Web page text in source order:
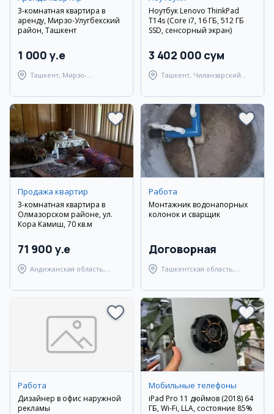
3-комнатная квартира в
аренду, Мирзо-Улугбекский
район, Ташкент
1 000 y.e
Ташкент, Мирзо-
Ноутбук Lenovo ThinkPad
T14s (Core i7, 16 ГБ, 512 ГБ
SSD, сенсорный экран)
3 402 000 сум
Ташкент, Чиланзарский
Продажа квартир
3-комнатная квартира в
Олмазорском районе, ул.
Кора Камиш, 70 кв.м
71 900 y.e
Андижанская область,
Работа
Монтажник водонапорных
колонок и сварщик
Договорная
Ташкентская область,
Работа
Дизайнер в офис наружной
рекламы
Мобильные телефоны
iPad Pro 11 дюймов (2018) 64
ГБ, Wi-Fi, LLA, состояние 85%